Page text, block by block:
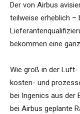
Der von Airbus
teilweise erheblich –
bekommen eine
Wie groß in der
kosten- und
bei Ingenics aus der
bei Airbus geplante